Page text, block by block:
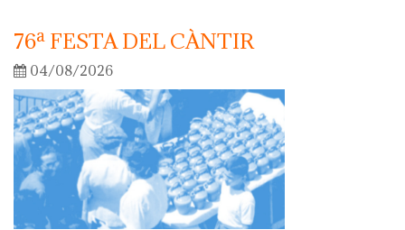
76ª FESTA DEL CÀNTIR
04/08/2026